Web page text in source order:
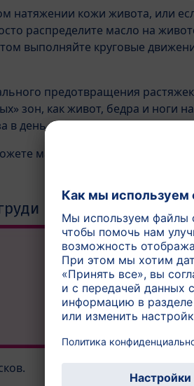
натяжении кожи живота, или
распределите масло на
выполняйте круговые
предотвращения
зон, как живот, бедра и ноги
в день.
массировать живот сухой